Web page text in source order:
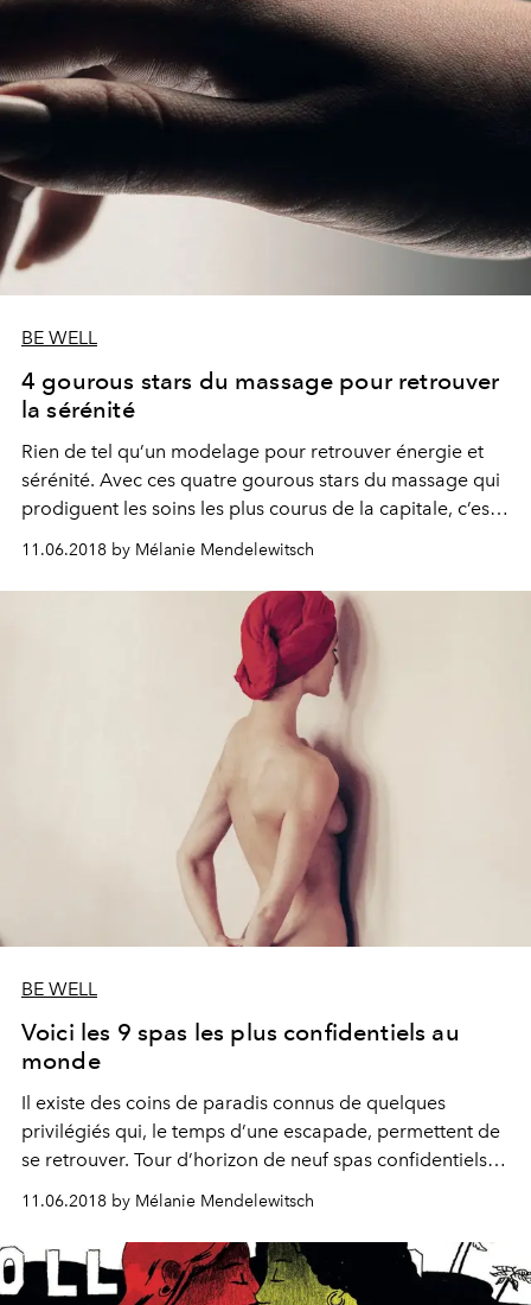
BE WELL
4 gourous stars du massage pour retrouver
la sérénité
Rien de tel qu’un modelage pour retrouver énergie et
sérénité. Avec ces quatre gourous stars du massage qui
prodiguent les soins les plus courus de la capitale, c’est
un petit miracle de bien-être qui s’opère en cabine. Gare
à l’addiction.
11.06.2018 by Mélanie Mendelewitsch
BE WELL
Voici les 9 spas les plus confidentiels au
monde
Il existe des coins de paradis connus de quelques
privilégiés qui, le temps d’une escapade, permettent de
se retrouver. Tour d’horizon de neuf spas confidentiels
en totale fusion avec les éléments qui associent le
meilleur du bien-être à des prestations cinq étoiles.
11.06.2018 by Mélanie Mendelewitsch